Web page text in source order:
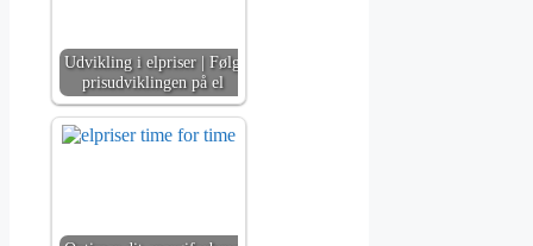
Udvikling i elpriser | Følg
prisudviklingen på el